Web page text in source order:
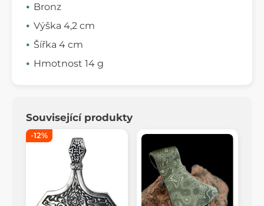
Bronz
Výška 4,2 cm
Šířka 4 cm
Hmotnost 14 g
Související produkty
-12%